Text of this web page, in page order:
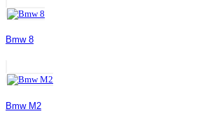
Bmw 8
Bmw M2